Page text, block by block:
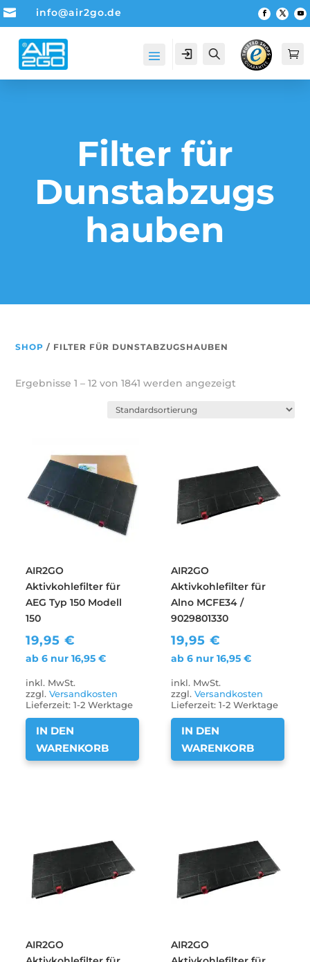
 info@air2go.de
Account Suche 
Filter für
Dunstabzugs
hauben
SHOP / FILTER FÜR DUNSTABZUGSHAUBEN
Ergebnisse 1 – 12 von 1841 werden angezeigt
AIR2GO
Aktivkohlefilter für
AEG Typ 150 Modell
150
19,95€
ab 6 nur16,95€
inkl. MwSt.
zzgl.Versandkosten
Lieferzeit:1-2 Werktage
IN DEN
WARENKORB
AIR2GO
Aktivkohlefilter für
Alno MCFE34 /
9029801330
19,95€
ab 6 nur16,95€
inkl. MwSt.
zzgl.Versandkosten
Lieferzeit:1-2 Werktage
IN DEN
WARENKORB
AIR2GO
AIR2GO